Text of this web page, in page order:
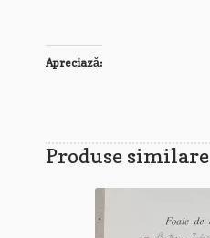
Apreciază:
Produse similare